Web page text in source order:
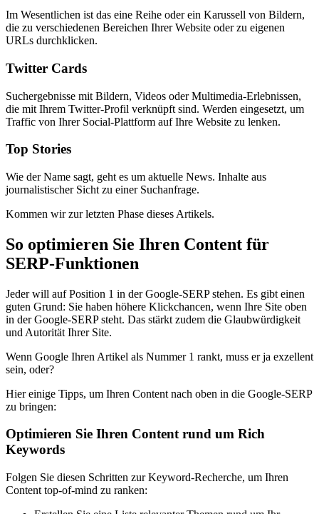
Im Wesentlichen ist das eine Reihe oder ein Karussell von Bildern,
die zu verschiedenen Bereichen Ihrer Website oder zu eigenen
URLs durchklicken.
Twitter Cards
Suchergebnisse mit Bildern, Videos oder Multimedia-Erlebnissen,
die mit Ihrem Twitter-Profil verknüpft sind. Werden eingesetzt, um
Traffic von Ihrer Social-Plattform auf Ihre Website zu lenken.
Top Stories
Wie der Name sagt, geht es um aktuelle News. Inhalte aus
journalistischer Sicht zu einer Suchanfrage.
Kommen wir zur letzten Phase dieses Artikels.
So optimieren Sie Ihren Content für
SERP-Funktionen
Jeder will auf Position 1 in der Google-SERP stehen. Es gibt einen
guten Grund: Sie haben höhere Klickchancen, wenn Ihre Site oben
in der Google-SERP steht. Das stärkt zudem die Glaubwürdigkeit
und Autorität Ihrer Site.
Wenn Google Ihren Artikel als Nummer 1 rankt, muss er ja exzellent
sein, oder?
Hier einige Tipps, um Ihren Content nach oben in die Google-SERP
zu bringen:
Optimieren Sie Ihren Content rund um Rich
Keywords
Folgen Sie diesen Schritten zur Keyword-Recherche, um Ihren
Content top-of-mind zu ranken: